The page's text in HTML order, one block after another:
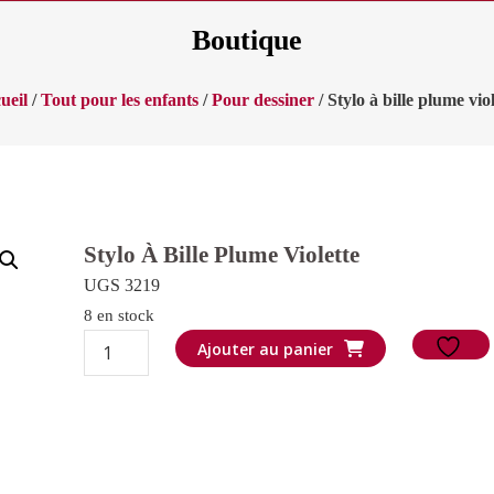
Boutique
/Tout pour les enfants /Pour dessiner / Stylo à bille plume
Stylo À Bille Plume Violette
UGS 3219
8 en stock
quantité
de
Ajouter au panier